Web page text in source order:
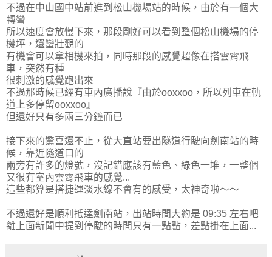
不過在中山國中站前進到松山機場站的時候，由於有一個大
轉彎
所以速度會放慢下來，那段剛好可以看到整個松山機場的停
機坪，還蠻壯觀的
有機會可以拿相機來拍，同時那段的感覺超像在搭雲霄飛
車，突然有種
很刺激的感覺跑出來
不過那時候已經有車內廣播說『由於ooxxoo，所以列車在軌
道上多停留ooxxoo』
但還好只有多兩三分鐘而已
接下來的驚喜還不止，從大直站要出隧道行駛向劍南站的時
候，靠近隧道口的
兩旁有許多的燈號，沒記錯應該有藍色、綠色一堆，一整個
又很有室內雲霄飛車的感覺...
這些都算是搭捷運淡水線不會有的感受，太神奇啦～～
不過還好是順利抵達劍南站，出站時間大約是 09:35 左右吧
離上面新聞中提到停駛的時間只有一點點，差點掛在上面...